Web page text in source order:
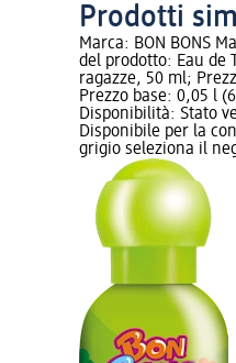
Prodotti
Marca: BON BONS
del prodotto: Eau de
ragazze, 50 ml;
Prezzo base: 0,05 l
Disponibilità: Stato
Disponibile per la
grigio seleziona il